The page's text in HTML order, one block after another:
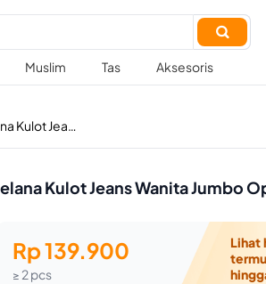

Muslim Tas Aksesoris
BANDIDAS - HW Celana Kulot Jeans Wanita Jumbo Opnaser Jumbo Size
Kulot Jeans Wanita Jumbo
Rp 139.900
≥ 2 pcs
Lihat